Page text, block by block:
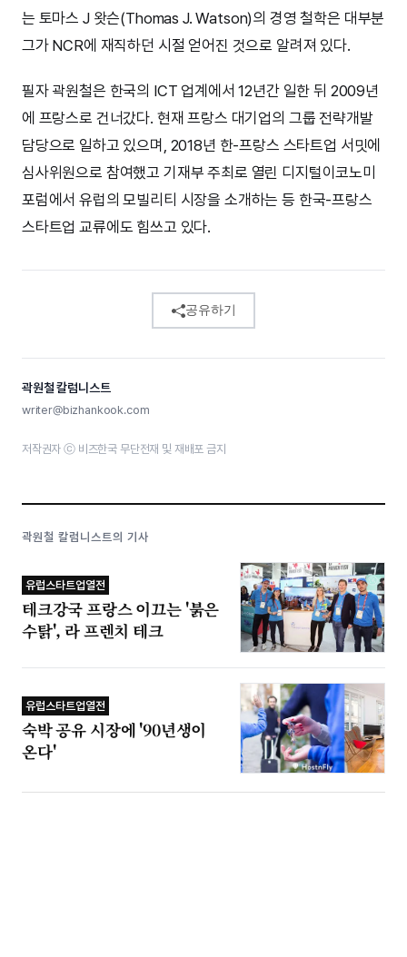
는 토마스 J 왓슨(Thomas J. Watson)의 경영 철학은 대부분
그가 NCR에 재직하던 시절 얻어진 것으로 알려져 있다.
필자 곽원철은 한국의 ICT 업계에서 12년간 일한 뒤 2009년
에 프랑스로 건너갔다. 현재 프랑스 대기업의 그룹 전략개발
담당으로 일하고 있으며, 2018년 한-프랑스 스타트업 서밋에
심사위원으로 참여했고 기재부 주최로 열린 디지털이코노미
포럼에서 유럽의 모빌리티 시장을 소개하는 등 한국-프랑스
스타트업 교류에도 힘쓰고 있다.
공유하기
곽원철 칼럼니스트
writer@bizhankook.com
저작권자 ⓒ 비즈한국 무단전재 및 재배포 금지
곽원철 칼럼니스트의 기사
유럽스타트업열전
테크강국 프랑스 이끄는 '붉은
수탉', 라 프렌치 테크
유럽스타트업열전
숙박 공유 시장에 '90년생이
온다'